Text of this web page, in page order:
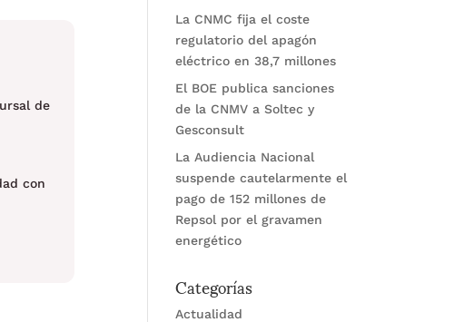
de
con
La CNMC fija el coste
regulatorio del apagón
eléctrico en 38,7 millones
El BOE publica sanciones
de la CNMV a Soltec y
Gesconsult
La Audiencia Nacional
suspende cautelarmente el
pago de 152 millones de
Repsol por el gravamen
energético
Categorías
Actualidad